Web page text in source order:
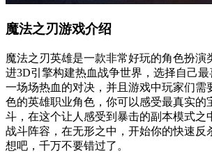
魔法之刃游戏介绍
魔法之刃英雄是一款非常好玩的角色扮演
进3D引擎构建热血战争世界，选择自己
一场场热血的对决，并且游戏中玩家们需
色的英雄职业角色，你可以感受最真实的
斗，在这个让人感受到暴击的副本模式之
战斗阵容，在无形之中，开始你的快速反
想吧，千万不要错过了。